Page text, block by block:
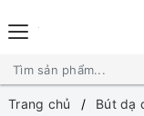
Trang chủ
Bút dạ